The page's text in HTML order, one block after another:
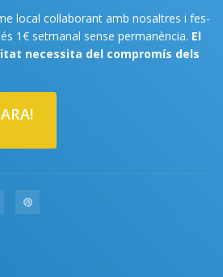
local col·laborant amb nosaltres i fes-
1€ setmanal sense permanència. El
necessita del compromís dels